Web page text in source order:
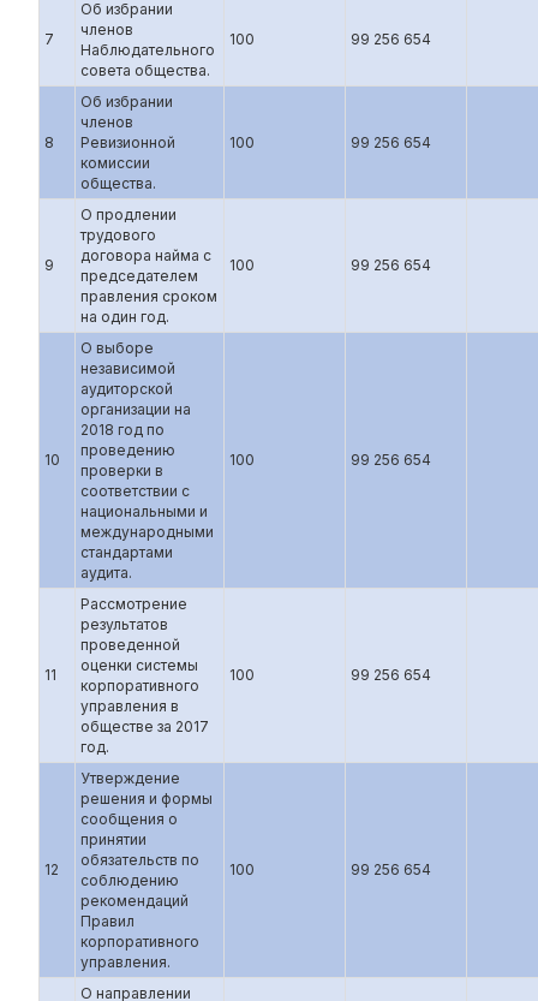
7
Об избрании
членов
Наблюдательного
совета общества.
100 99 256 654
8
Об избрании
членов
Ревизионной
комиссии
общества.
100 99 256 654
9
О продлении
трудового
договора найма с
председателем
правления сроком
на один год.
100 99 256 654
10
О выборе
независимой
аудиторской
организации на
2018 год по
проведению
проверки в
соответствии с
национальными и
международными
стандартами
аудита.
100 99 256 654
11
Рассмотрение
результатов
проведенной
оценки системы
корпоративного
управления в
обществе за 2017
год.
100 99 256 654
12
Утверждение
решения и формы
сообщения о
принятии
обязательств по
соблюдению
рекомендаций
Правил
корпоративного
управления.
100 99 256 654
О направлении